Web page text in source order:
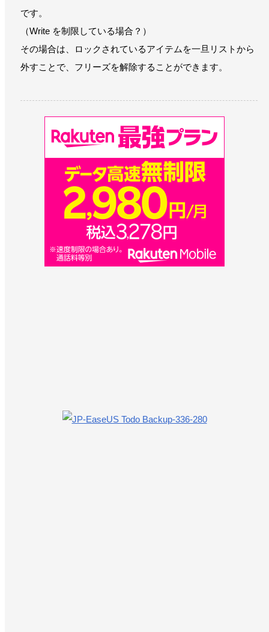
です。
（Write を制限している場合？）
その場合は、ロックされているアイテムを一旦リストから
外すことで、フリーズを解除することができます。